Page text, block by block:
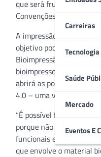
Carreiras
Tecnologia
Saúde
Mercado
Eventos E
que será fruto de
Convenções Frei Caneca,
A impressão de órgãos
objetivo pode ser
Bioimpressão de
bioimpressos como a
abrirá as portas para
4.0 – uma visão
“É possível fazermos
porque não há estímulo
funcionais e duráveis
que envolve o material